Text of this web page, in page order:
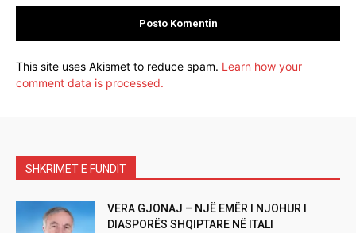
This site uses Akismet to reduce spam. Learn how your
comment data is processed.
SHKRIMET E FUNDIT
VERA GJONAJ – NJË EMËR I NJOHUR I
DIASPORËS SHQIPTARE NË ITALI